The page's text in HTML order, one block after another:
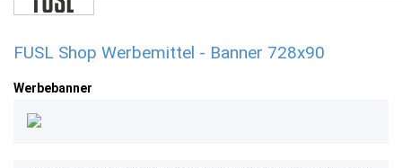
FUSL Shop Werbemittel - Banner 728x90
Werbebanner